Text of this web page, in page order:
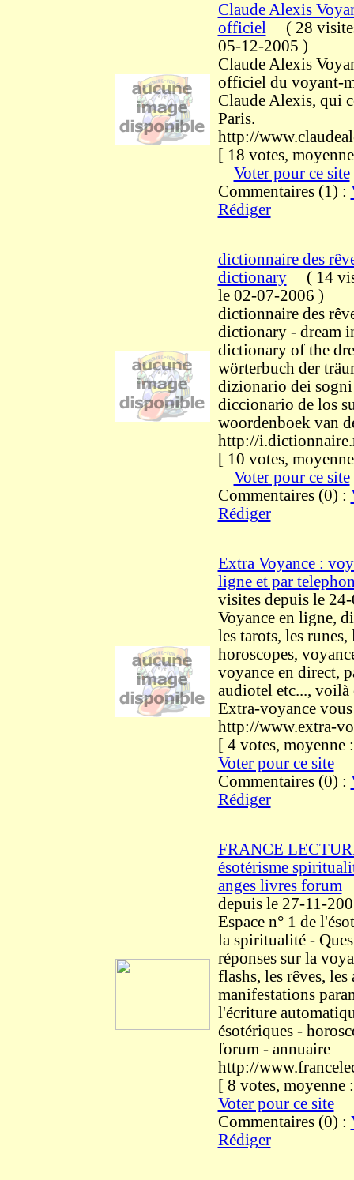
Claude Alexis
officiel
(28
05-12-2005 )
Claude Alexis
officiel du voyant-
Claude Alexis, qui
Paris.
http://
[ 18 votes,
Voter pour ce site
Commentaires (1) :
Rédiger
dictionnaire des
dictionary(14
le 02-07-2006 )
dictionnaire des
dictionary - dream
dictionary of the
wörterbuch der
dizionario dei
diccionario de los
woordenboek van
http://
[ 10 votes,
Voter pour ce site
Commentaires (0) :
Rédiger
Extra Voyance :
ligne et par
visites depuis le
Voyance en ligne,
les tarots, les
horoscopes,
voyance en direct,
audiotel etc..., voilà
Extra-voyance
http://www.extra-
[ 4 votes,
Voter pour ce site
Commentaires (0) :
Rédiger
FRANCE
ésotérisme
anges livres forum
depuis le 27-11-
Espace n° 1 de
la spiritualité -
réponses sur la
flashs, les rêves, les
manifestations
l'écriture
ésotériques -
forum - annuaire
http://
[ 8 votes,
Voter pour ce site
Commentaires (0) :
Rédiger